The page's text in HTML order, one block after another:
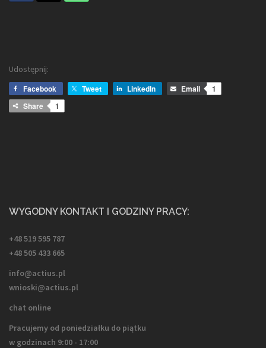
Udostępnij:
Facebook
Tweet LinkedIn Email
1
Share
1
WYGODNY KONTAKT I GODZINY PRACY:
+48 519 595 787
+48 505 433 665
info@actius.pl
wnioski@actius.pl
chat online
Pracujemy od poniedziałku do piątku
w godzinach 9:00 - 17:00